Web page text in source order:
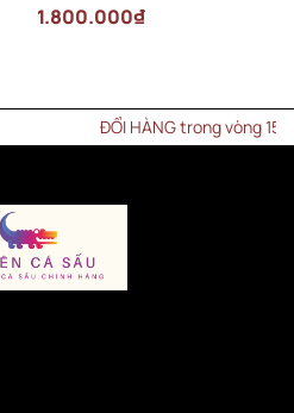
1.800.000₫
ĐỔI HÀNG trong vòng 15 NGÀY